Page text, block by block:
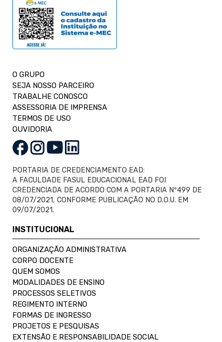
O GRUPO
SEJA NOSSO PARCEIRO
TRABALHE CONOSCO
ASSESSORIA DE IMPRENSA
TERMOS DE USO
OUVIDORIA
PORTARIA DE CREDENCIAMENTO EAD:
A FACULDADE FASUL EDUCACIONAL EAD FOI
CREDENCIADA DE ACORDO COM A PORTARIA Nº499 DE
08/07/2021, CONFORME PUBLICAÇÃO NO D.O.U. EM
09/07/2021.
INSTITUCIONAL
ORGANIZAÇÃO ADMINISTRATIVA
CORPO DOCENTE
QUEM SOMOS
MODALIDADES DE ENSINO
PROCESSOS SELETIVOS
REGIMENTO INTERNO
FORMAS DE INGRESSO
PROJETOS E PESQUISAS
EXTENSÃO E RESPONSABILIDADE SOCIAL